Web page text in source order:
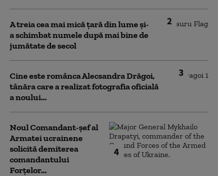
2
A treia cea mai mică țară din lume și-
a schimbat numele după mai bine de
jumătate de secol
3
Cine este românca Alecsandra Drăgoi,
tânăra care a realizat fotografia oficială
a noului...
4
Noul Comandant-șef al
Armatei ucrainene
solicită demiterea
comandantului
Forțelor...